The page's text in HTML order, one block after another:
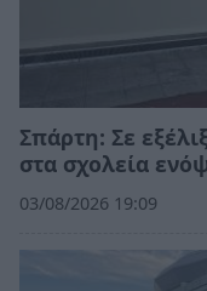
Σπάρτη: Σε
στα σχολεία
03/08/2026 19:09